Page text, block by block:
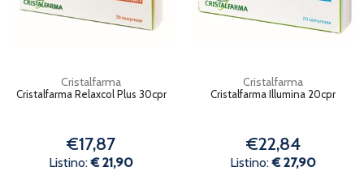
Cristalfarma
Cristalfarma Relaxcol Plus 30cpr
€17,87
Listino:€ 21,90
Cristalfarma
Cristalfarma Illumina 20cpr
€22,84
Listino:€ 27,90